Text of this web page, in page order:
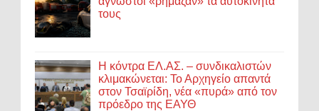
τους
Η κόντρα ΕΛ.ΑΣ. – συνδικαλιστών
κλιμακώνεται: Το Αρχηγείο απαντά
στον Τσαϊρίδη, νέα «πυρά» από τον
πρόεδρο της ΕΑΥΘ